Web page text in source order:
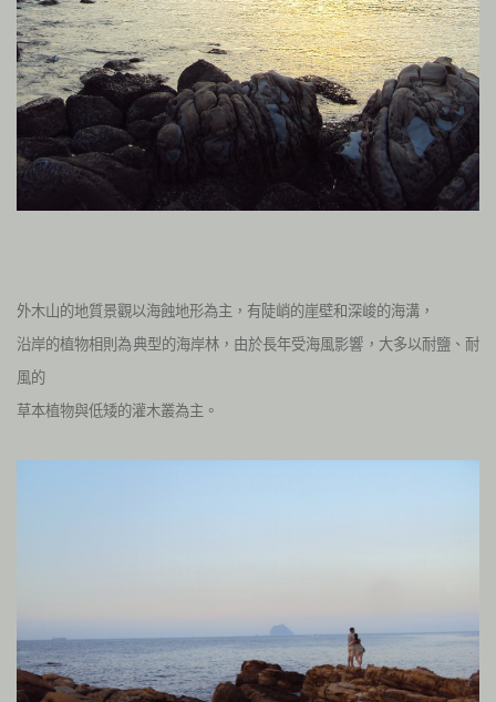
外木山的地質景觀以海蝕地形為主，有陡峭的崖壁和深峻的海溝，
沿岸的植物相則為典型的海岸林，由於長年受海風影響，大多以耐鹽、耐
風的
草本植物與低矮的灌木叢為主。